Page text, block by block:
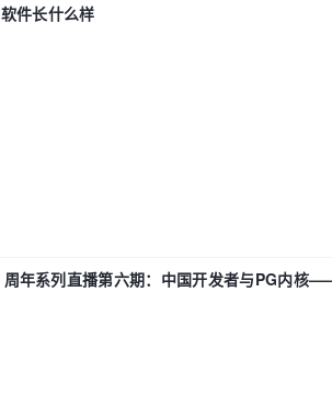
件长什么样
年系列直播第六期：中国开发者与PG内核